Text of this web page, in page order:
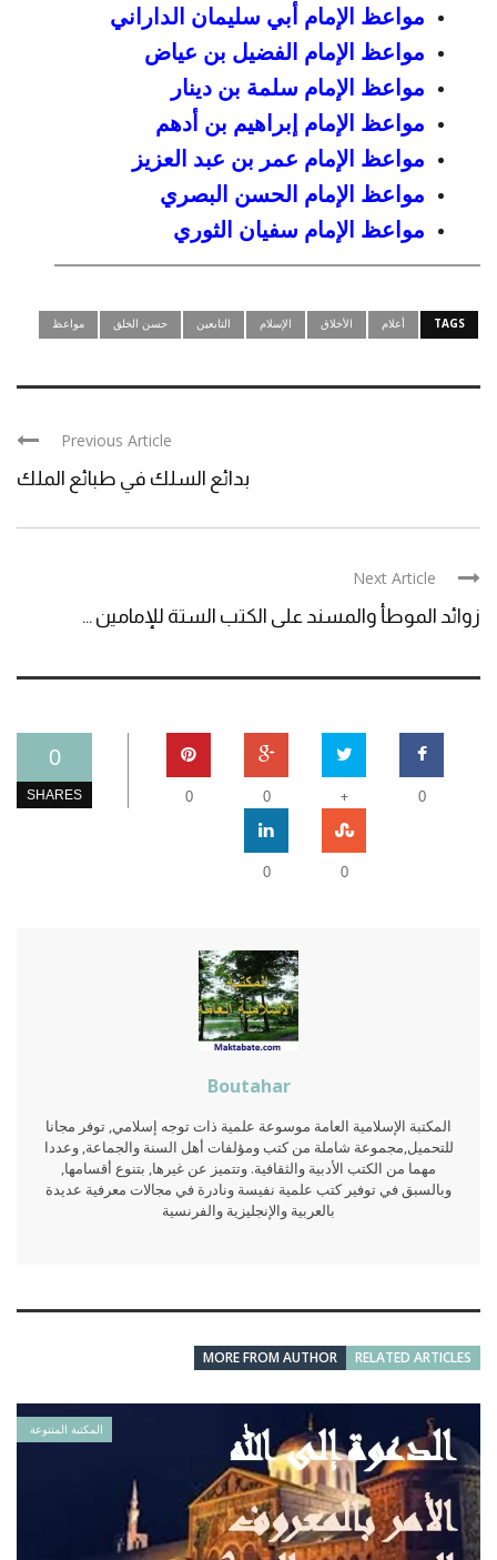
مواعظ الإمام أبي سليمان الداراني
مواعظ الإمام الفضيل بن عياض
مواعظ الإمام سلمة بن دينار
مواعظ الإمام إبراهيم بن أدهم
مواعظ الإمام عمر بن عبد العزيز
مواعظ الإمام الحسن البصري
مواعظ الإمام سفيان الثوري
TAGS أعلام الأخلاق الإسلام التابعين حسن الخلق مواعظ
Previous Article
بدائع السلك في طبائع الملك
Next Article
زوائد الموطأ والمسند على الكتب الستة للإمامين ...
0
SHARES 0
+
0
0
0
0
Boutahar
المكتبة الإسلامية العامة موسوعة علمية ذات توجه إسلامي, توفر مجانا
للتحميل,مجموعة شاملة من كتب ومؤلفات أهل السنة والجماعة, وعددا
مهما من الكتب الأدبية والثقافية. وتتميز عن غيرها, بتنوع أقسامها,
وبالسبق في توفير كتب علمية نفيسة ونادرة في مجالات معرفية عديدة
بالعربية والإنجليزية والفرنسية
RELATED ARTICLES
MORE FROM AUTHOR
المكتبة المتنوعة